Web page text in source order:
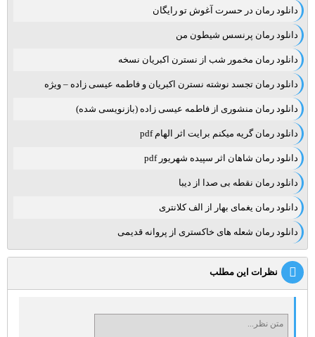
دانلود رمان در حسرت آغوش تو رایگان
دانلود رمان پرنسس شیطون من
دانلود رمان مخمور شب از نسترن اکبریان نسخه
دانلود رمان تجسد نوشته نسترن اکبریان و فاطمه عیسی زاده – ویژه
دانلود رمان منشوری از فاطمه عیسی زاده (بازنویسی شده)
دانلود رمان گریه میکنم برایت اثر الهام pdf
دانلود رمان شاهان اثر سپیده شهریور pdf
دانلود رمان نقطه بی صدا از دیبا
دانلود رمان یغمای بهار از الف کلانتری
دانلود رمان شعله های خاکستری از پروانه قدیمی
نظرات این مطلب